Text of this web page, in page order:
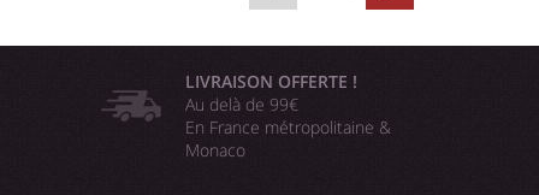
LIVRAISON OFFERTE !
Au delà de 99€
En France métropolitaine &
Monaco